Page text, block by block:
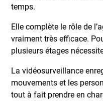
temps.
Elle complète le rôle de
vraiment très efficace.
plusieurs étages
La vidéosurveillance
mouvements et les
tout à fait prendre en